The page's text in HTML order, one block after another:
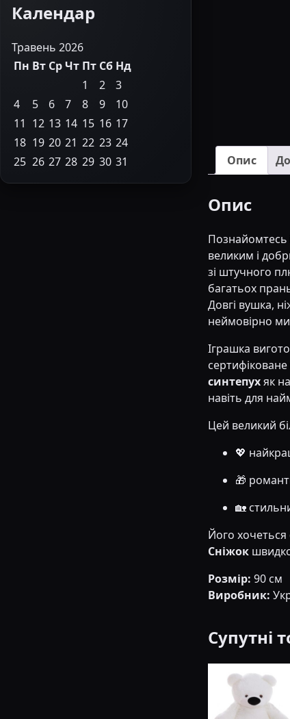
Календар
Травень 2026
Пн Вт СрЧт Пт Сб Нд
1
2
3
4
5 6 7 8 9
10
11 12 13 14 15 16 17
18 19 20 21 22 23 24
25 26 27 28 29 30 31 Опис
Опис
Познайомтесь
великим і
зі штучного
багатьох
Довгі вушка,
неймовірно
Іграшка
синтепухяк
навіть для
Цей великий
💖
🎁
🏡
Його
Сніжок
Розмір: 90 см
Виробник:
Супутні